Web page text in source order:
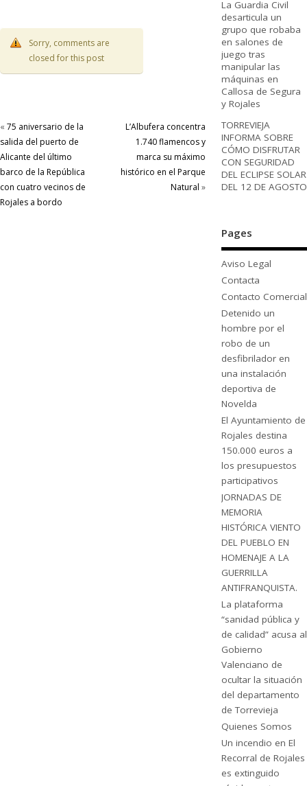
Sorry, comments are
closed for this post
« 75 aniversario de la
salida del puerto de
Alicante del último
barco de la República
con cuatro vecinos de
Rojales a bordo
L’Albufera concentra
1.740 flamencos y
marca su máximo
histórico en el Parque
Natural »
La Guardia Civil
desarticula un
grupo que robaba
en salones de
juego tras
manipular las
máquinas en
Callosa de Segura
y Rojales
TORREVIEJA
INFORMA SOBRE
CÓMO DISFRUTAR
CON SEGURIDAD
DEL ECLIPSE SOLAR
DEL 12 DE AGOSTO
Pages
Aviso Legal
Contacta
Contacto Comercial
Detenido un
hombre por el
robo de un
desfibrilador en
una instalación
deportiva de
Novelda
El Ayuntamiento de
Rojales destina
150.000 euros a
los presupuestos
participativos
JORNADAS DE
MEMORIA
HISTÓRICA VIENTO
DEL PUEBLO EN
HOMENAJE A LA
GUERRILLA
ANTIFRANQUISTA.
La plataforma
“sanidad pública y
de calidad” acusa al
Gobierno
Valenciano de
ocultar la situación
del departamento
de Torrevieja
Quienes Somos
Un incendio en El
Recorral de Rojales
es extinguido